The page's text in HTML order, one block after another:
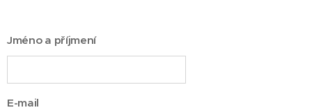
Jméno a příjmení
E-mail